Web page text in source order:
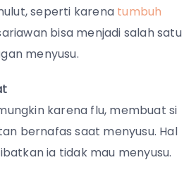
seperti karena tumbuh
bisa menjadi salah satu
menyusu.
karena flu, membuat si
bernafas saat menyusu. Hal
ia tidak mau menyusu.